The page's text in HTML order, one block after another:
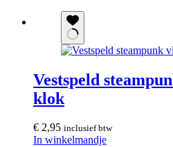
Vestspeld
klok
€ 2,95 inclusief btw
In winkelmandje